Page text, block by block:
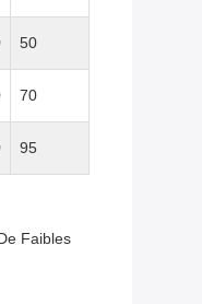
50
70
95
Faibles